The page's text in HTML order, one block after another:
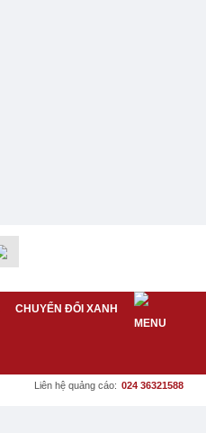
CHUYỂN ĐỔI XANH
Liên hệ quảng cáo: 024 36321588